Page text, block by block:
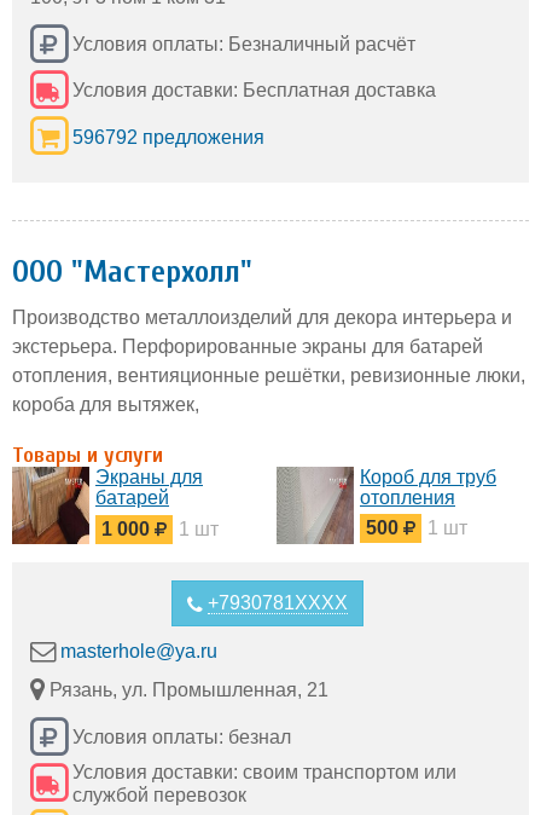
Условия оплаты: Безналичный расчёт
Условия доставки: Бесплатная доставка
596792 предложения
ООО "Мастерхолл"
Производство металлоизделий для декора интерьера и
экстерьера. Перфорированные экраны для батарей
отопления, вентияционные решётки, ревизионные люки,
короба для вытяжек,
Товары и услуги
Экраны для
батарей
отопления
1 000 1 шт
Короб для труб
отопления
500
1 шт
+7930781XXXX
masterhole@ya.ru
Рязань, ул. Промышленная, 21
Условия оплаты: безнал
Условия доставки: своим транспортом или
службой перевозок